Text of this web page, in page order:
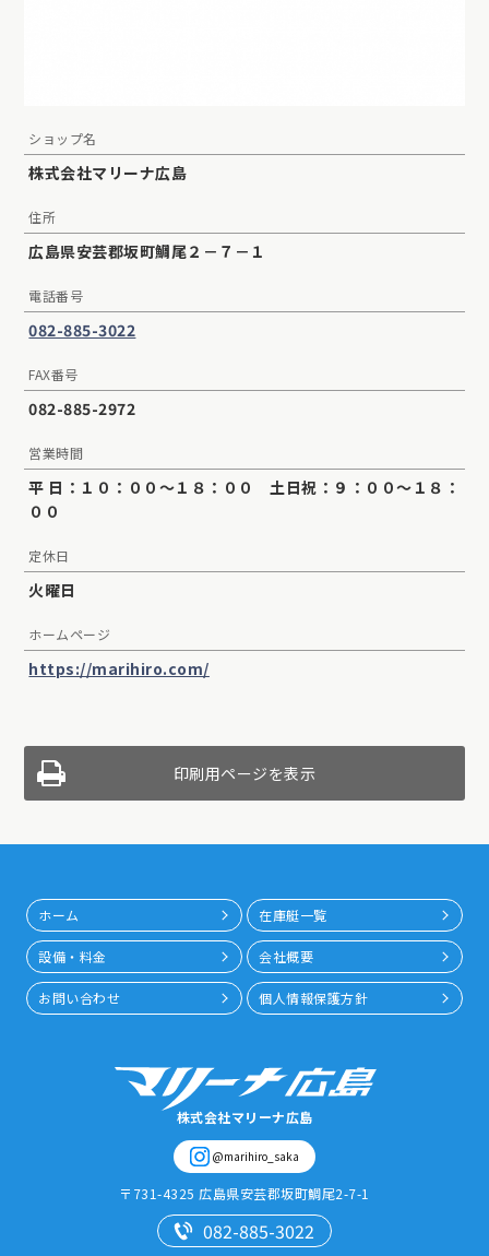
ショップ名
株式会社マリーナ広島
住所
広島県安芸郡坂町鯛尾２－７－１
電話番号
082-885-3022
FAX番号
082-885-2972
営業時間
平 日：１０：００〜１８：００ 土日祝：９：００〜１８：
００
定休日
火曜日
ホームページ
https://marihiro.com/
印刷用ページを表示
ホーム 在庫艇一覧
設備・料金 会社概要
お問い合わせ 個人情報保護方針
株式会社マリーナ広島
@marihiro_saka
〒731-4325 広島県安芸郡坂町鯛尾2-7-1
082-885-3022